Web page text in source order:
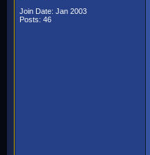
Join Date: Jan 2003
Posts: 46